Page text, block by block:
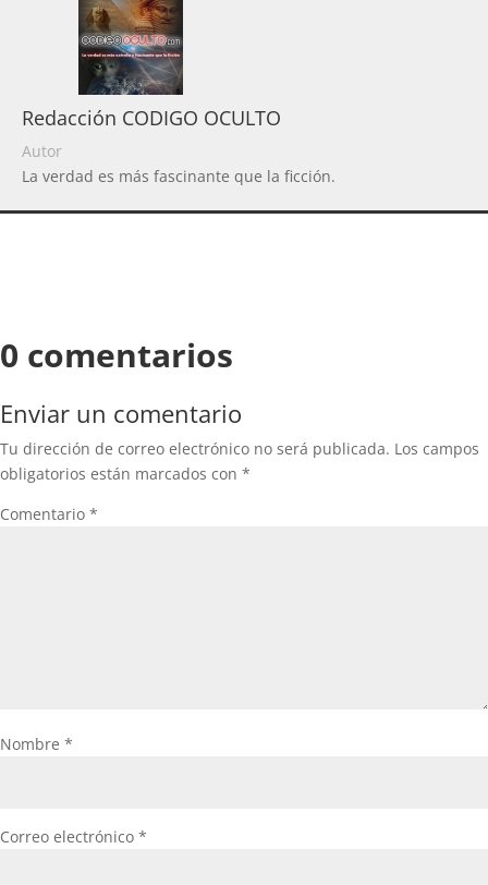
Redacción CODIGO OCULTO
Autor
La verdad es más fascinante que la ficción.
0 comentarios
Enviar un comentario
Tu dirección de correo electrónico no será publicada. Los campos
obligatorios están marcados con *
Comentario *
Nombre *
Correo electrónico *